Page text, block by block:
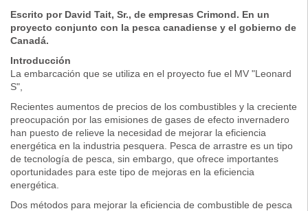
Escrito por David Tait, Sr., de empresas Crimond. En un
proyecto conjunto con la pesca canadiense y el gobierno de
Canadá.
Introducción
La embarcación que se utiliza en el proyecto fue el MV "Leonard
S",
Recientes aumentos de precios de los combustibles y la creciente
preocupación por las emisiones de gases de efecto invernadero
han puesto de relieve la necesidad de mejorar la eficiencia
energética en la industria pesquera. Pesca de arrastre es un tipo
de tecnología de pesca, sin embargo, que ofrece importantes
oportunidades para este tipo de mejoras en la eficiencia
energética.
Dos métodos para mejorar la eficiencia de combustible de pesca